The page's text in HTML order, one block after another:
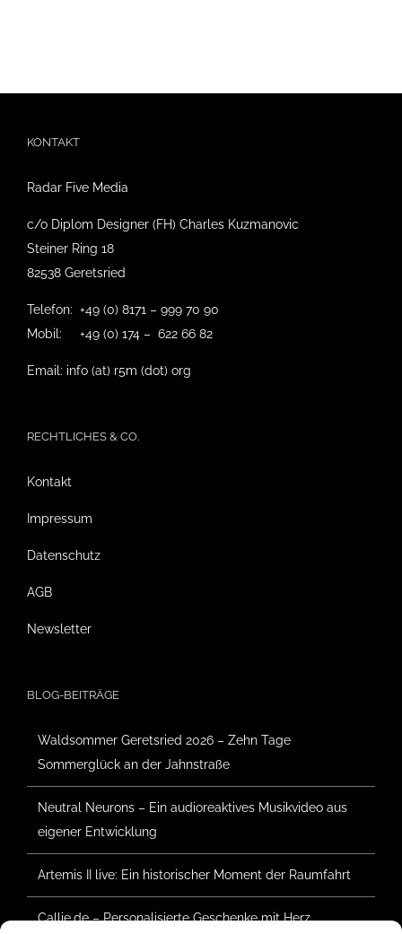
KONTAKT
Radar Five Media
c/o Diplom Designer (FH) Charles Kuzmanovic
Steiner Ring 18
82538 Geretsried
Telefon: +49 (0) 8171 – 999 70 90
Mobil: +49 (0) 174 – 622 66 82
Email: info (at) r5m (dot) org
RECHTLICHES & CO.
Kontakt
Impressum
Datenschutz
AGB
Newsletter
BLOG-BEITRÄGE
Waldsommer Geretsried 2026 – Zehn Tage
Sommerglück an der Jahnstraße
Neutral Neurons – Ein audioreaktives Musikvideo aus
eigener Entwicklung
Artemis II live: Ein historischer Moment der Raumfahrt
Callie.de – Personalisierte Geschenke mit Herz